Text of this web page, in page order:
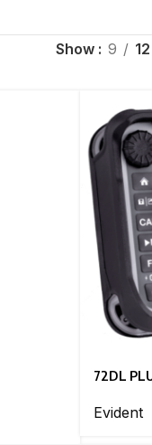
Show 9 12
72DL
Evident